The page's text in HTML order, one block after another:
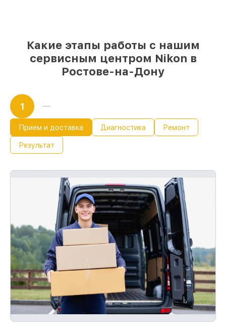
работ за 1–2 часа, при немедленном
начале работ
Какие этапы работы с нашим
сервисным центром Nikon в
Ростове-на-Дону
1
Прием и доставка Диагностика Ремонт
Результат